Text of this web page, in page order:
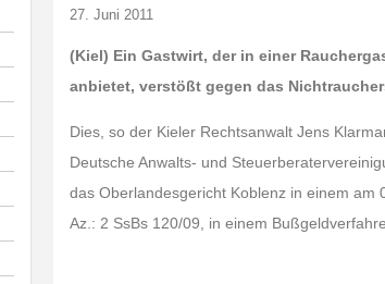
27. Juni 2011
(Kiel) Ein Gastwirt, der in einer
anbietet, verstößt gegen das
Dies, so der Kieler Rechtsanwalt Jens
Deutsche Anwalts- und
das Oberlandesgericht Koblenz in einem am
Az.: 2 SsBs 120/09, in einem